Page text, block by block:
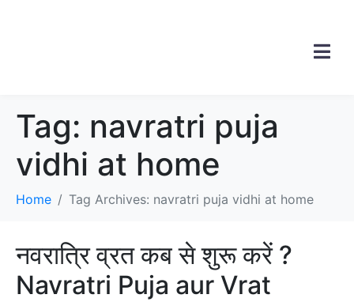
Tag: navratri puja
vidhi at home
Home Tag Archives: navratri puja vidhi at home
नवरात्रि व्रत कब से शुरू करें ?
Navratri Puja aur Vrat